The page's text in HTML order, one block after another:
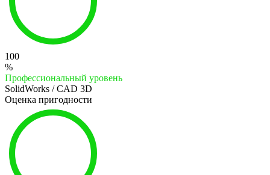
100
%
Профессиональный уровень
SolidWorks / CAD 3D
Оценка пригодности